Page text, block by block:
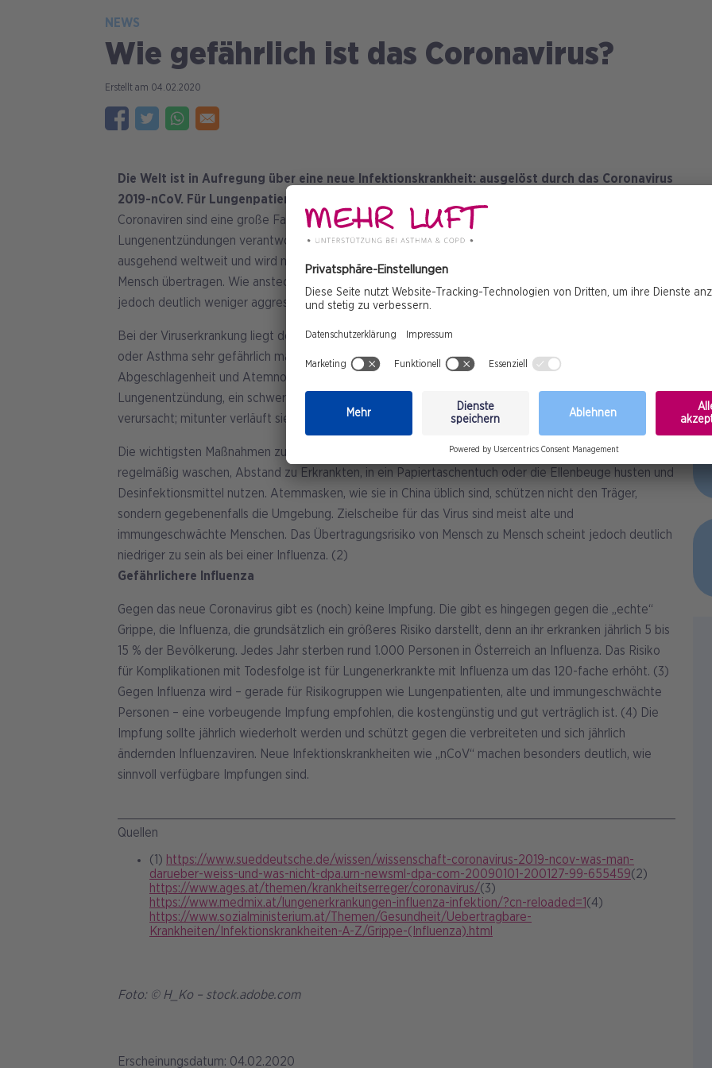
NEWS
Wie gefährlich ist das Coronavirus?
04.02.2020
Die Welt ist in Aufregung über eine neue Infektionskrankheit: ausgelöst durch das Coronavirus
2019-nCoV. Für Lungenpatienten kann ein Coronavirus tatsächlich gefährlich werden.
Coronaviren sind eine große Familie von Viren, die für leichte Erkältungen bis hin zu schweren
Lungenentzündungen verantwortlich sein können. Das Coronavirus verbreitet sich von China
ausgehend weltweit und wird nicht nur vom Tier auf den Menschen, sondern auch von Mensch zu
Mensch übertragen. Wie ansteckend es ist, lässt sich derzeit noch nicht genau sagen – es dürfte
jedoch deutlich weniger aggressiv sein als die bereits bekannten Viren.
Bei der Viruserkrankung liegt der Fokus auf den Atemwegen, was sie für Lungenpatienten mit COPD
oder Asthma sehr gefährlich macht. Das neue Virus äußert sich durch Fieber, trockenen Husten,
Abgeschlagenheit und Atemnot. In wenigen schwereren Fällen hat die Infektion eine
Lungenentzündung, ein schweres akutes Atemwegssyndrom, Nierenversagen und sogar den Tod
verursacht; mitunter verläuft sie aber auch völlig ohne Symptome.
Die wichtigsten Maßnahmen zum Schutz gegen Erkrankungen mit Coronaviren sind simpel: Hände
regelmäßig waschen, Abstand zu Erkrankten, in ein Papiertaschentuch oder die Ellenbeuge husten und
Desinfektionsmittel nutzen. Atemmasken, wie sie in China üblich sind, schützen nicht den Träger,
sondern gegebenenfalls die Umgebung. Zielscheibe für das Virus sind meist alte und
immungeschwächte Menschen. Das Übertragungsrisiko von Mensch zu Mensch scheint jedoch deutlich
niedriger zu sein als bei einer Influenza. (2)
Gefährlichere Influenza
Gegen das neue Coronavirus gibt es (noch) keine Impfung. Die gibt es hingegen gegen die „echte“
Grippe, die Influenza, die grundsätzlich ein größeres Risiko darstellt, denn an ihr erkranken jährlich 5 bis
15 % der Bevölkerung. Jedes Jahr sterben rund 1.000 Personen in Österreich an Influenza. Das Risiko
für Komplikationen mit Todesfolge ist für Lungenerkrankte mit Influenza um das 120-fache erhöht. (3)
Gegen Influenza wird – gerade für Risikogruppen wie Lungenpatienten, alte und immungeschwächte
Personen – eine vorbeugende Impfung empfohlen, die kostengünstig und gut verträglich ist. (4) Die
Impfung sollte jährlich wiederholt werden und schützt gegen die verbreiteten und sich jährlich
ändernden Influenzaviren. Neue Infektionskrankheiten wie „nCoV“ machen besonders deutlich, wie
sinnvoll verfügbare Impfungen sind.
Quellen
(1) https://www.sueddeutsche.de/wissen/wissenschaft-coronavirus-2019-ncov-was-man-
darueber-weiss-und-was-nicht-dpa.urn-newsml-dpa-com-20090101-200127-99-655459(2)
https://www.ages.at/themen/krankheitserreger/coronavirus/(3)
https://www.medmix.at/lungenerkrankungen-influenza-infektion/?cn-reloaded=1(4)
https://www.sozialministerium.at/Themen/Gesundheit/Uebertragbare-
Krankheiten/Infektionskrankheiten-A-Z/Grippe-(Influenza).html
Foto: © H_Ko – stock.adobe.com
Erscheinungsdatum: 04.02.2020